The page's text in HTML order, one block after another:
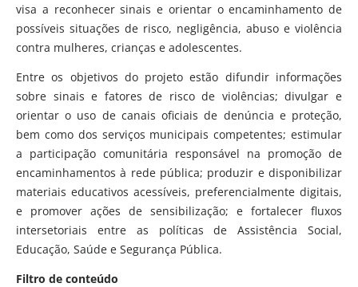
visa a reconhecer sinais e orientar o encaminhamento de
possíveis situações de risco, negligência, abuso e violência
contra mulheres, crianças e adolescentes.
Entre os objetivos do projeto estão difundir informações
sobre sinais e fatores de risco de violências; divulgar e
orientar o uso de canais oficiais de denúncia e proteção,
bem como dos serviços municipais competentes; estimular
a participação comunitária responsável na promoção de
encaminhamentos à rede pública; produzir e disponibilizar
materiais educativos acessíveis, preferencialmente digitais,
e promover ações de sensibilização; e fortalecer fluxos
intersetoriais entre as políticas de Assistência Social,
Educação, Saúde e Segurança Pública.
Filtro de conteúdo